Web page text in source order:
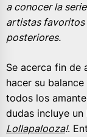
a conocer la
artistas favoritos
posteriores.
Se acerca fin de
hacer su
todos los
dudas incluye
Lollapalooza!.